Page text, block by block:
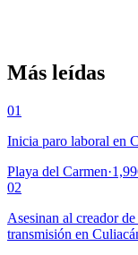
Más leídas
01
Inicia paro laboral en
Playa del Carmen·
02
Asesinan al creador
transmisión en